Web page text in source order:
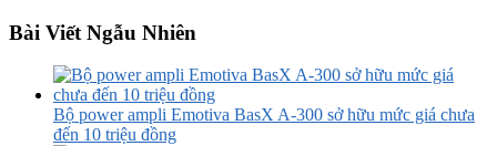
Bài Viết Ngẫu Nhiên
Bộ power ampli Emotiva BasX A-300 sở hữu mức giá chưa
đến 10 triệu đồng